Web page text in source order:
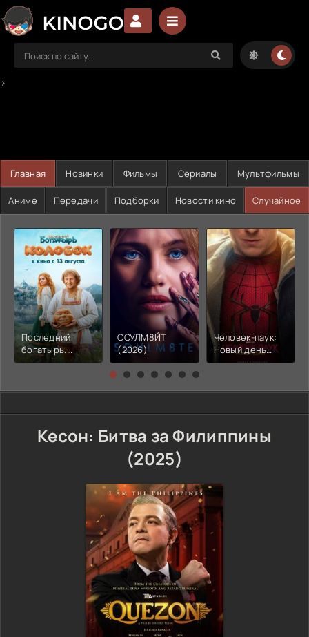
>
Главная Новинки Фильмы Сериалы Мультфильмы
Аниме Передачи Подборки Новости кино Случайное
Последний
богатырь.
Колобок (2026)
СОУЛМ8ЙТ
(2026)
Человек-паук:
Новый день
(2026)
Кесон: Битва за Филиппины
(2025)